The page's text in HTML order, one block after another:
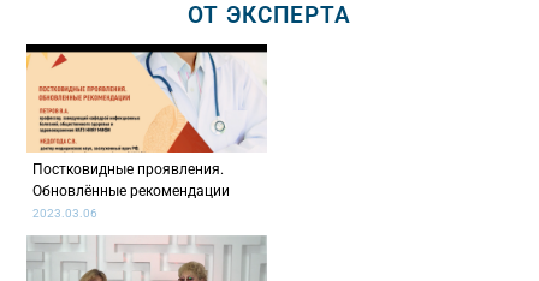
ОТ ЭКСПЕРТА
Постковидные проявления.
Обновлённые рекомендации
2023.03.06